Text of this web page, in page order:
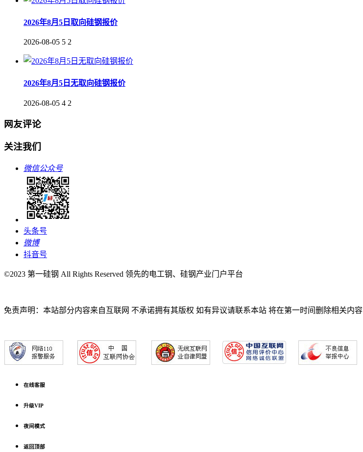
2026年8月5日取向硅钢报价
2026-08-05 5 2
2026年8月5日无取向硅钢报价
2026-08-05 4 2
网友评论
关注我们
微信公众号
头条号
微博
抖音号
©2023 第一硅钢 All Rights Reserved 领先的电工钢、硅钢产业门户平台
免责声明：本站部分内容来自互联网 不承诺拥有其版权 如有异议请联系本站 将在第一时间删除相关内容
在线客服
升级VIP
夜间模式
返回顶部